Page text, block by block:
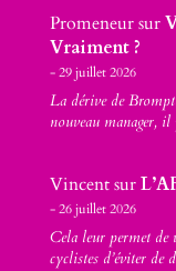
Promeneursur
Vraiment ?
29 juillet 2026
La dérive de
nouveau manager,
Vincentsur
26 juillet 2026
Cela leur permet de
cyclistes d’éviter